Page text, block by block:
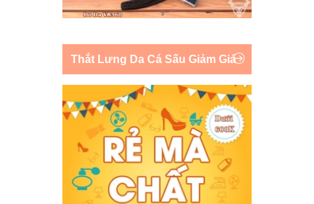
Thắt Lưng Da Cá Sấu Giảm Giá